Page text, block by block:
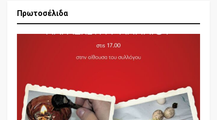
Πρωτοσέλιδα